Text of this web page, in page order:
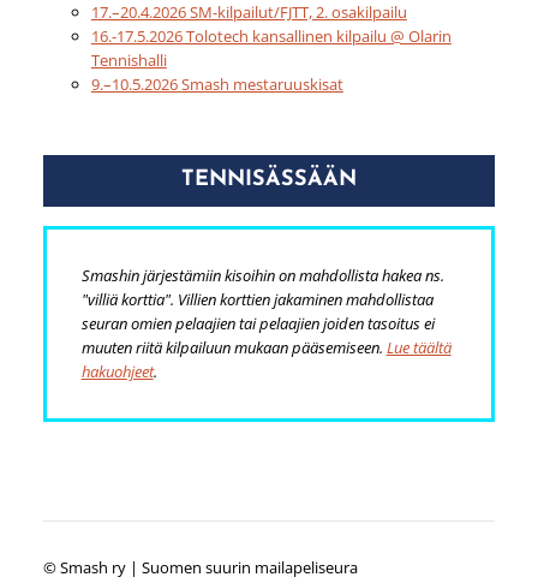
17.–20.4.2026 SM-kilpailut/FJTT, 2. osakilpailu
16.-17.5.2026 Tolotech kansallinen kilpailu @ Olarin
Tennishalli
9.–10.5.2026 Smash mestaruuskisat
TENNISÄSSÄÄN
Smashin järjestämiin kisoihin on mahdollista hakea ns.
"villiä korttia". Villien korttien jakaminen mahdollistaa
seuran omien pelaajien tai pelaajien joiden tasoitus ei
muuten riitä kilpailuun mukaan pääsemiseen. Lue täältä
hakuohjeet.
©Smash ry | Suomen suurin mailapeliseura